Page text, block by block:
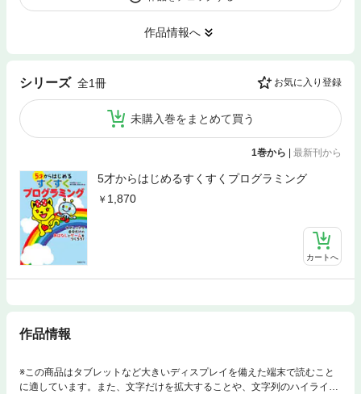
作品情報へ
シリーズ 全1冊 お気に入り登録
未購入巻をまとめて買う
1巻から | 最新刊から
5才からはじめるすくすくプログラミング
1,870
カートへ
作品情報
※この商品はタブレットなど大きいディスプレイを備えた端末で読むこと
に適しています。また、文字だけを拡大することや、文字列のハイライ